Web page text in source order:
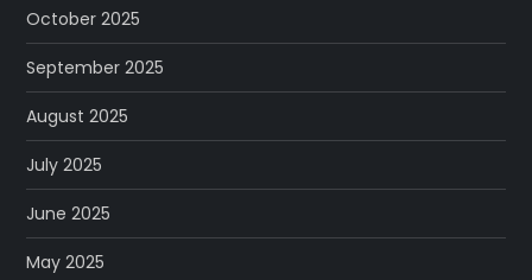
October 2025
September 2025
August 2025
July 2025
June 2025
May 2025